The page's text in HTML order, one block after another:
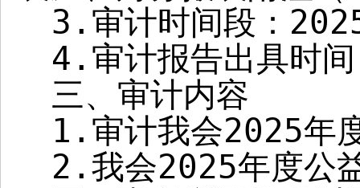
3. 审计时间段：
4. 审计报告出具时
三、审计内容
1. 审计我会2025年
2.我会2025年度公